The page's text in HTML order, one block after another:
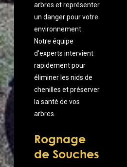
arbres et représenter
un danger pour votre
environnement.
Notre équipe
d’experts intervient
rapidement pour
éliminer les nids de
chenilles et préserver
la santé de vos
arbres.
Rognage
de Souches